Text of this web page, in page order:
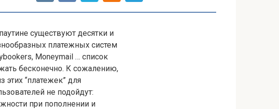
существуют десятки и
платежных систем
Moneymail … список
бесконечно. К сожалению,
этих “платежек” для
не подойдут:
при пополнении и